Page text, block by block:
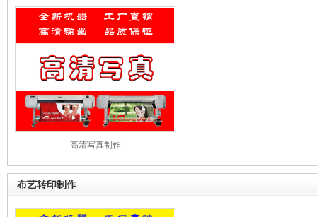
高清写真制作
布艺转印制作